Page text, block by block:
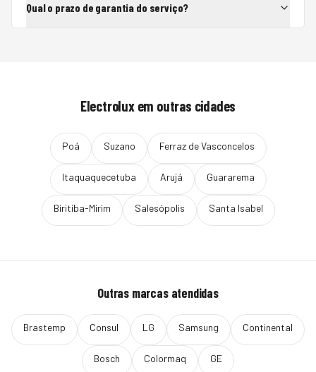
Qual o prazo de garantia do serviço?
Electroluxem outras cidades
Poá Suzano Ferraz de Vasconcelos
Itaquaquecetuba Arujá Guararema
Biritiba-Mirim Salesópolis Santa Isabel
Outras marcas atendidas
Brastemp Consul LG Samsung Continental
Bosch Colormaq GE